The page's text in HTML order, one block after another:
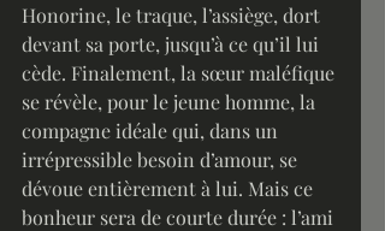
Honorine, le traque, l’assiège, dort
devant sa porte, jusqu’à ce qu’il lui
cède. Finalement, la sœur maléfique
se révèle, pour le jeune homme, la
compagne idéale qui, dans un
irrépressible besoin d’amour, se
dévoue entièrement à lui. Mais ce
bonheur sera de courte durée : l’ami